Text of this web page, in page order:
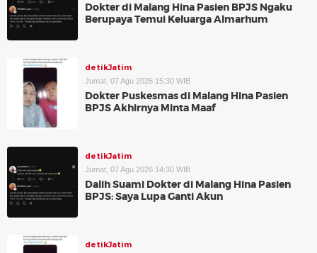
Dokter di Malang Hina Pasien BPJS Ngaku
Berupaya Temui Keluarga Almarhum
detikJatim
Jumat, 07 Agu 2026 15:30 WIB
Dokter Puskesmas di Malang Hina Pasien
BPJS Akhirnya Minta Maaf
detikJatim
Jumat, 07 Agu 2026 14:30 WIB
Dalih Suami Dokter di Malang Hina Pasien
BPJS: Saya Lupa Ganti Akun
detikJatim